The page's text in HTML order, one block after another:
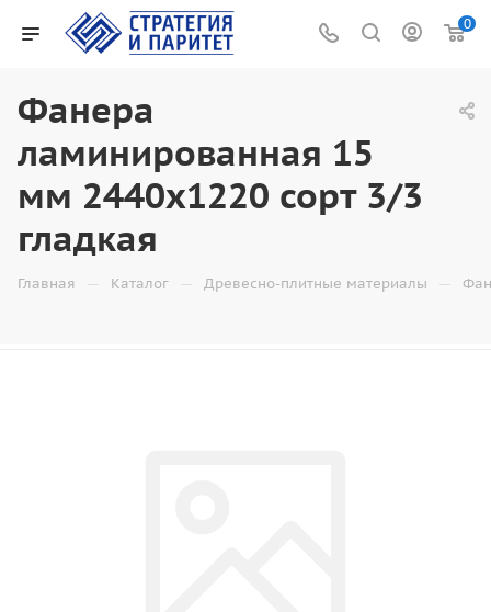
0
Фанера
ламинированная 15
мм 2440x1220 сорт 3/3
гладкая
Главная — Каталог — Древесно-плитные материалы —